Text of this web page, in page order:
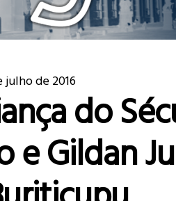
julho de 2016
do
e Gildan